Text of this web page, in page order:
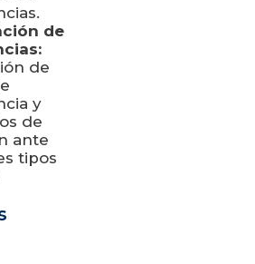
de
de
y
de
ante
tipos